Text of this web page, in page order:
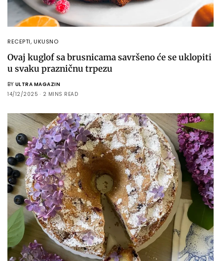
RECEPTI, UKUSNO
Ovaj kuglof sa brusnicama savršeno će se uklopiti
u svaku prazničnu trpezu
BY ULTRA MAGAZIN
14/12/2025
2 MINS READ